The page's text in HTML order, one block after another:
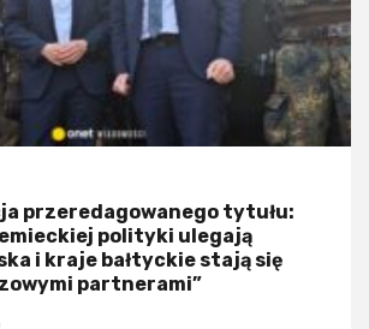
przeredagowanego tytułu:
polityki ulegają
i kraje bałtyckie stają się
partnerami”